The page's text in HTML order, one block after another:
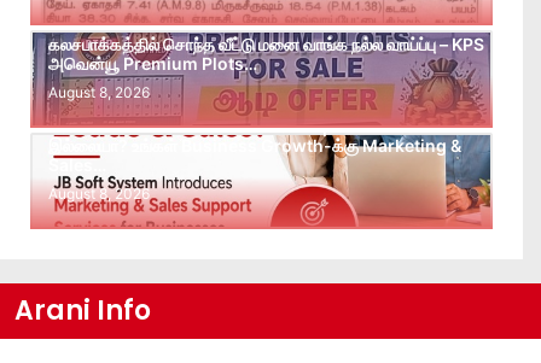
கலசபாக்கத்தில் சொந்த வீட்டு மனை வாங்க நல்ல வாய்ப்பு – KPS
அவென்யூ Premium Plots…
August 8, 2026
Leads கிடைக்கவில்லையா? Follow-up செய்ய Team
இல்லையா? உங்கள் Business Growth-க்கு Marketing &
Sales…
August 8, 2026
Arani Info